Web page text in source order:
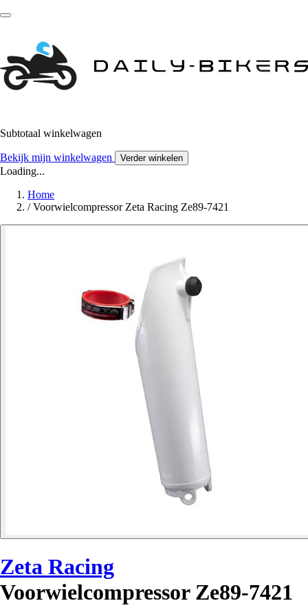
Subtotaal winkelwagen
Bekijk mijn winkelwagen Verder winkelen
Loading...
Home
/ Voorwielcompressor Zeta Racing Ze89-7421
Zeta Racing
Voorwielcompressor Ze89-7421